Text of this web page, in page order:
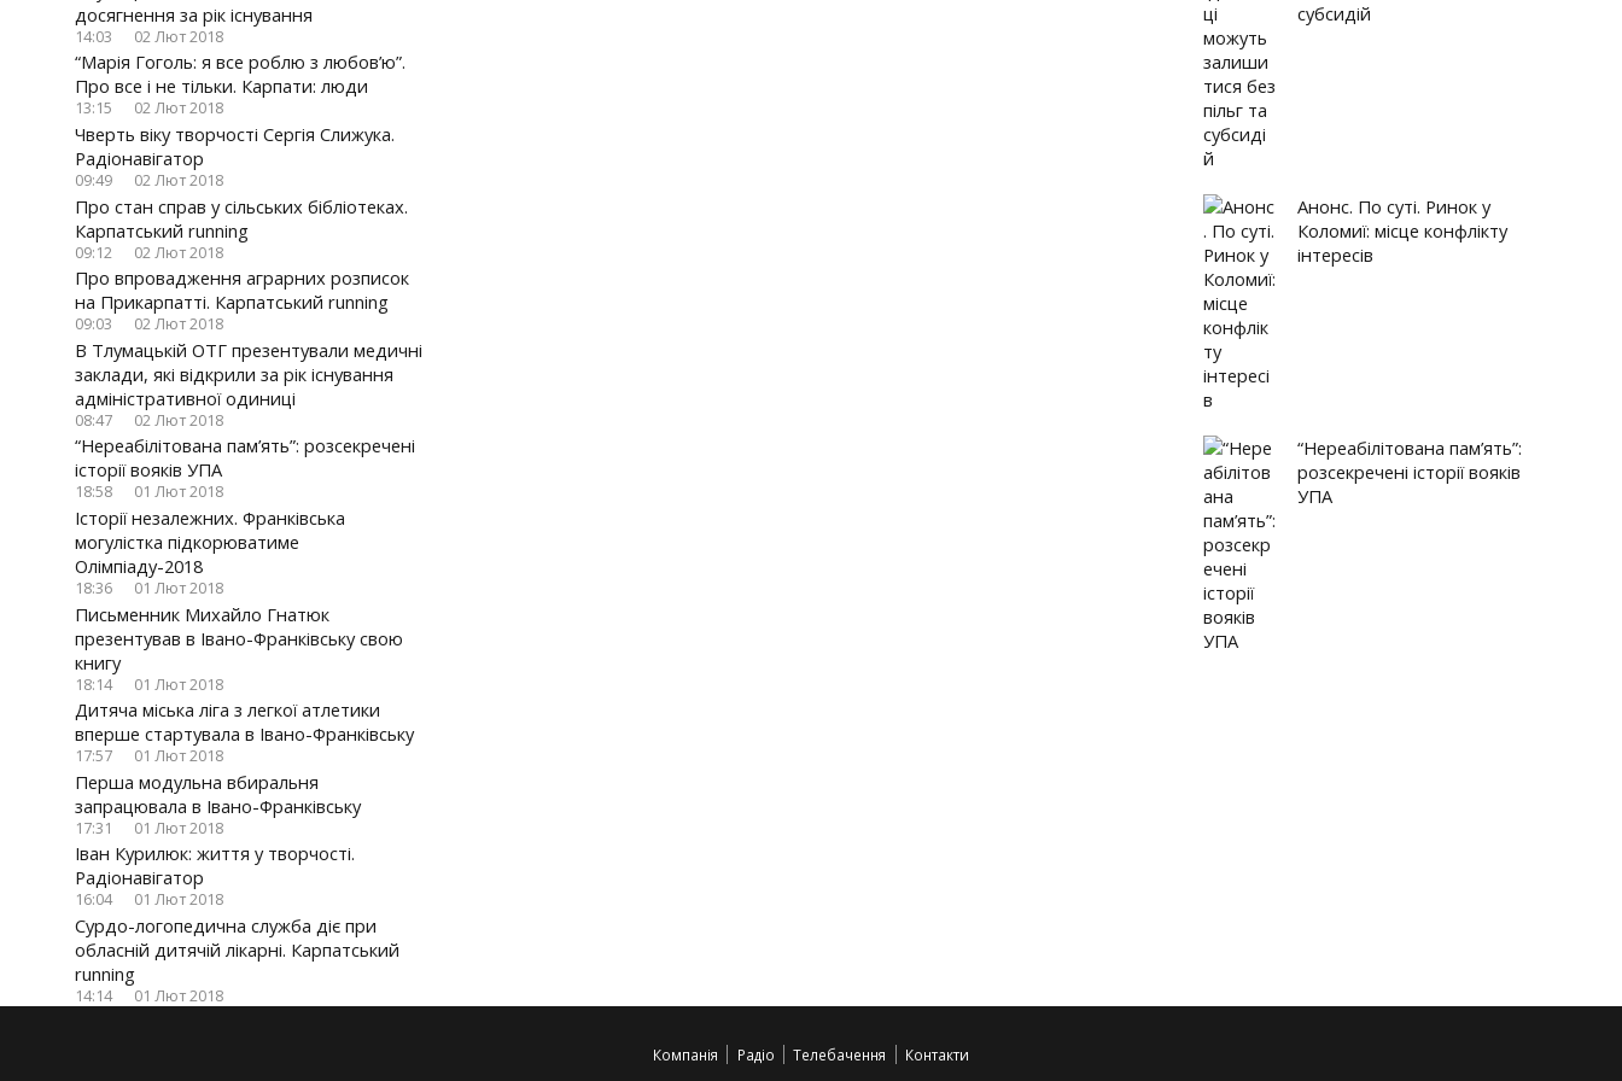
Про впровадження аграрних розписок на Прикарпатті. Карпатський...
В Тлумацькій ОТГ презентували медичні заклади, які відкрили за...
“Нереабілітована пам’ять”: розсекречені історії вояків УПА
досягнення за рік існування
14:03 02 Лют 2018
“Марія Гоголь: я все роблю з любов’ю”.
Про все і не тільки. Карпати: люди
13:15 02 Лют 2018
Чверть віку творчості Сергія Слижука.
Радіонавігатор
09:49 02 Лют 2018
Про стан справ у сільських бібліотеках.
Карпатський running
09:12 02 Лют 2018
Про впровадження аграрних розписок
на Прикарпатті. Карпатський running
09:03 02 Лют 2018
В Тлумацькій ОТГ презентували медичні
заклади, які відкрили за рік існування
адміністративної одиниці
08:47 02 Лют 2018
“Нереабілітована пам’ять”: розсекречені
історії вояків УПА
18:58 01 Лют 2018
Історії незалежних. Франківська
могулістка підкорюватиме
Олімпіаду-2018
18:36 01 Лют 2018
Письменник Михайло Гнатюк
презентував в Івано-Франківську свою
книгу
18:14 01 Лют 2018
Дитяча міська ліга з легкої атлетики
вперше стартувала в Івано-Франківську
17:57 01 Лют 2018
Перша модульна вбиральня
запрацювала в Івано-Франківську
17:31 01 Лют 2018
Іван Курилюк: життя у творчості.
Радіонавігатор
16:04 01 Лют 2018
Сурдо-логопедична служба діє при
обласній дитячій лікарні. Карпатський
running
14:14 01 Лют 2018
субсидій
Анонс. По суті. Ринок у
Коломиї: місце конфлікту
інтересів
“Нереабілітована пам’ять”:
розсекречені історії вояків
УПА
Компанія Радіо Телебачення Контакти